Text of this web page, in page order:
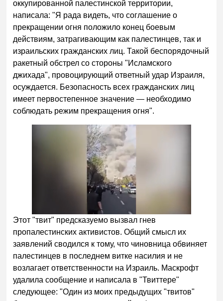
оккупированной палестинской территории,
написала: "Я рада видеть, что соглашение о
прекращении огня положило конец боевым
действиям, затрагивающим как палестинцев, так и
израильских гражданских лиц. Такой беспорядочный
ракетный обстрел со стороны "Исламского
джихада", провоцирующий ответный удар Израиля,
осуждается. Безопасность всех гражданских лиц
имеет первостепенное значение — необходимо
соблюдать режим прекращения огня".
Этот "твит" предсказуемо вызвал гнев
пропалестинских активистов. Общий смысл их
заявлений сводился к тому, что чиновница обвиняет
палестинцев в последнем витке насилия и не
возлагает ответственности на Израиль. Маскрофт
удалила сообщение и написала в "Твиттере"
следующее: "Один из моих предыдущих "твитов"